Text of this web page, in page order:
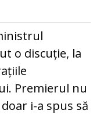
o discuție, la
Premierul nu
i-a spus să